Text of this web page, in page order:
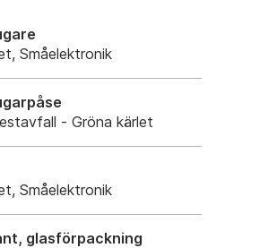
Småelektronik
- Gröna kärlet
Småelektronik
glasförpackning